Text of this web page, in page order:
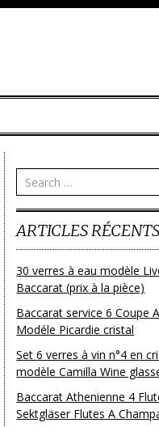
ARTICLES RÉCENTS
30 verres à eau modèle
Baccarat (prix à la pièce)
Baccarat service 6 Coupe
Modéle Picardie cristal
Set 6 verres à vin n°4 en
modèle Camilla Wine
Baccarat Athenienne 4
Sektgläser Flutes A